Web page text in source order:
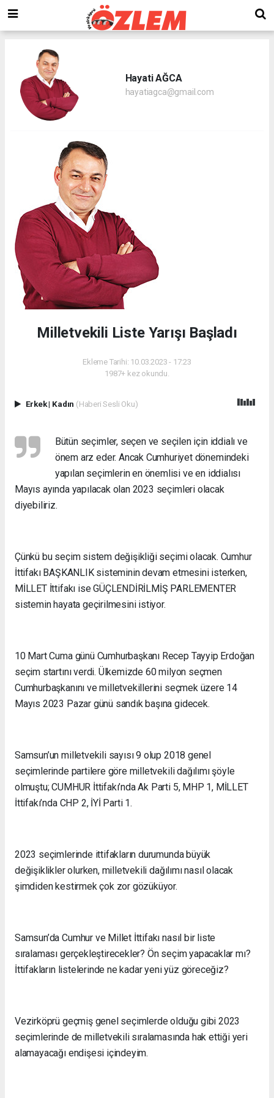
Hayati AĞCA
hayatiagca@gmail.com
Milletvekili Liste Yarışı Başladı
Ekleme Tarihi: 10.03.2023 - 17:23
1987+ kez okundu.
Erkek| Kadın (Haberi Sesli Oku)
Bütün seçimler, seçen ve seçilen için iddialı ve
önem arz eder. Ancak Cumhuriyet dönemindeki
yapılan seçimlerin en önemlisi ve en iddialısı
Mayıs ayında yapılacak olan 2023 seçimleri olacak
diyebiliriz.
Çünkü bu seçim sistem değişikliği seçimi olacak. Cumhur
İttifakı BAŞKANLIK sisteminin devam etmesini isterken,
MİLLET İttifakı ise GÜÇLENDİRİLMİŞ PARLEMENTER
sistemin hayata geçirilmesini istiyor.
10 Mart Cuma günü Cumhurbaşkanı Recep Tayyip Erdoğan
seçim startını verdi. Ülkemizde 60 milyon seçmen
Cumhurbaşkanını ve milletvekillerini seçmek üzere 14
Mayıs 2023 Pazar günü sandık başına gidecek.
Samsun’un milletvekili sayısı 9 olup 2018 genel
seçimlerinde partilere göre milletvekili dağılımı şöyle
olmuştu; CUMHUR İttifakı’nda Ak Parti 5, MHP 1, MİLLET
İttifakı’nda CHP 2, İYİ Parti 1.
2023 seçimlerinde ittifakların durumunda büyük
değişiklikler olurken, milletvekili dağılımı nasıl olacak
şimdiden kestirmek çok zor gözüküyor.
Samsun’da Cumhur ve Millet İttifakı nasıl bir liste
sıralaması gerçekleştirecekler? Ön seçim yapacaklar mı?
İttifakların listelerinde ne kadar yeni yüz göreceğiz?
Vezirköprü geçmiş genel seçimlerde olduğu gibi 2023
seçimlerinde de milletvekili sıralamasında hak ettiği yeri
alamayacağı endişesi içindeyim.